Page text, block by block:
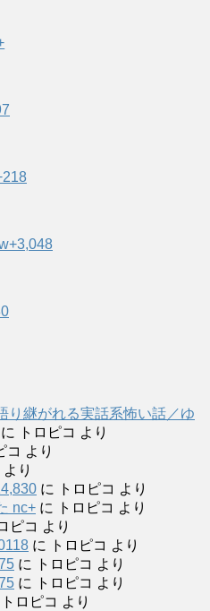
り継がれる実話系怖い話／ゆ
に トロピコ より
コ より
より
に トロピコ より
nc+ に トロピコ より
ピコ より
に トロピコ より
に トロピコ より
に トロピコ より
トロピコ より